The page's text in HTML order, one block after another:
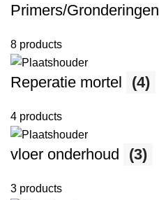
Primers/Gronderingen
8 products
Reperatie mortel (4)
4 products
vloer onderhoud (3)
3 products